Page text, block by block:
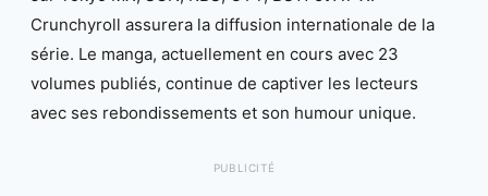
Crunchyroll assurera la diffusion internationale de la
série. Le manga, actuellement en cours avec 23
volumes publiés, continue de captiver les lecteurs
avec ses rebondissements et son humour unique.
PUBLICITÉ